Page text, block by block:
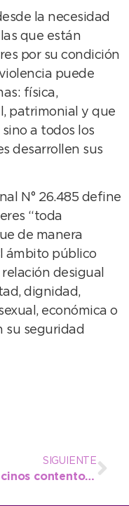
la necesidad
que están
por su condición
puede
física,
patrimonial y que
a todos los
desarrollen sus
N° 26.485 define
“toda
de manera
ámbito público
desigual
dignidad,
económica o
su seguridad
SIGUIENTE
Vecinos contentos por la concreción de obras elementales en sus barrios